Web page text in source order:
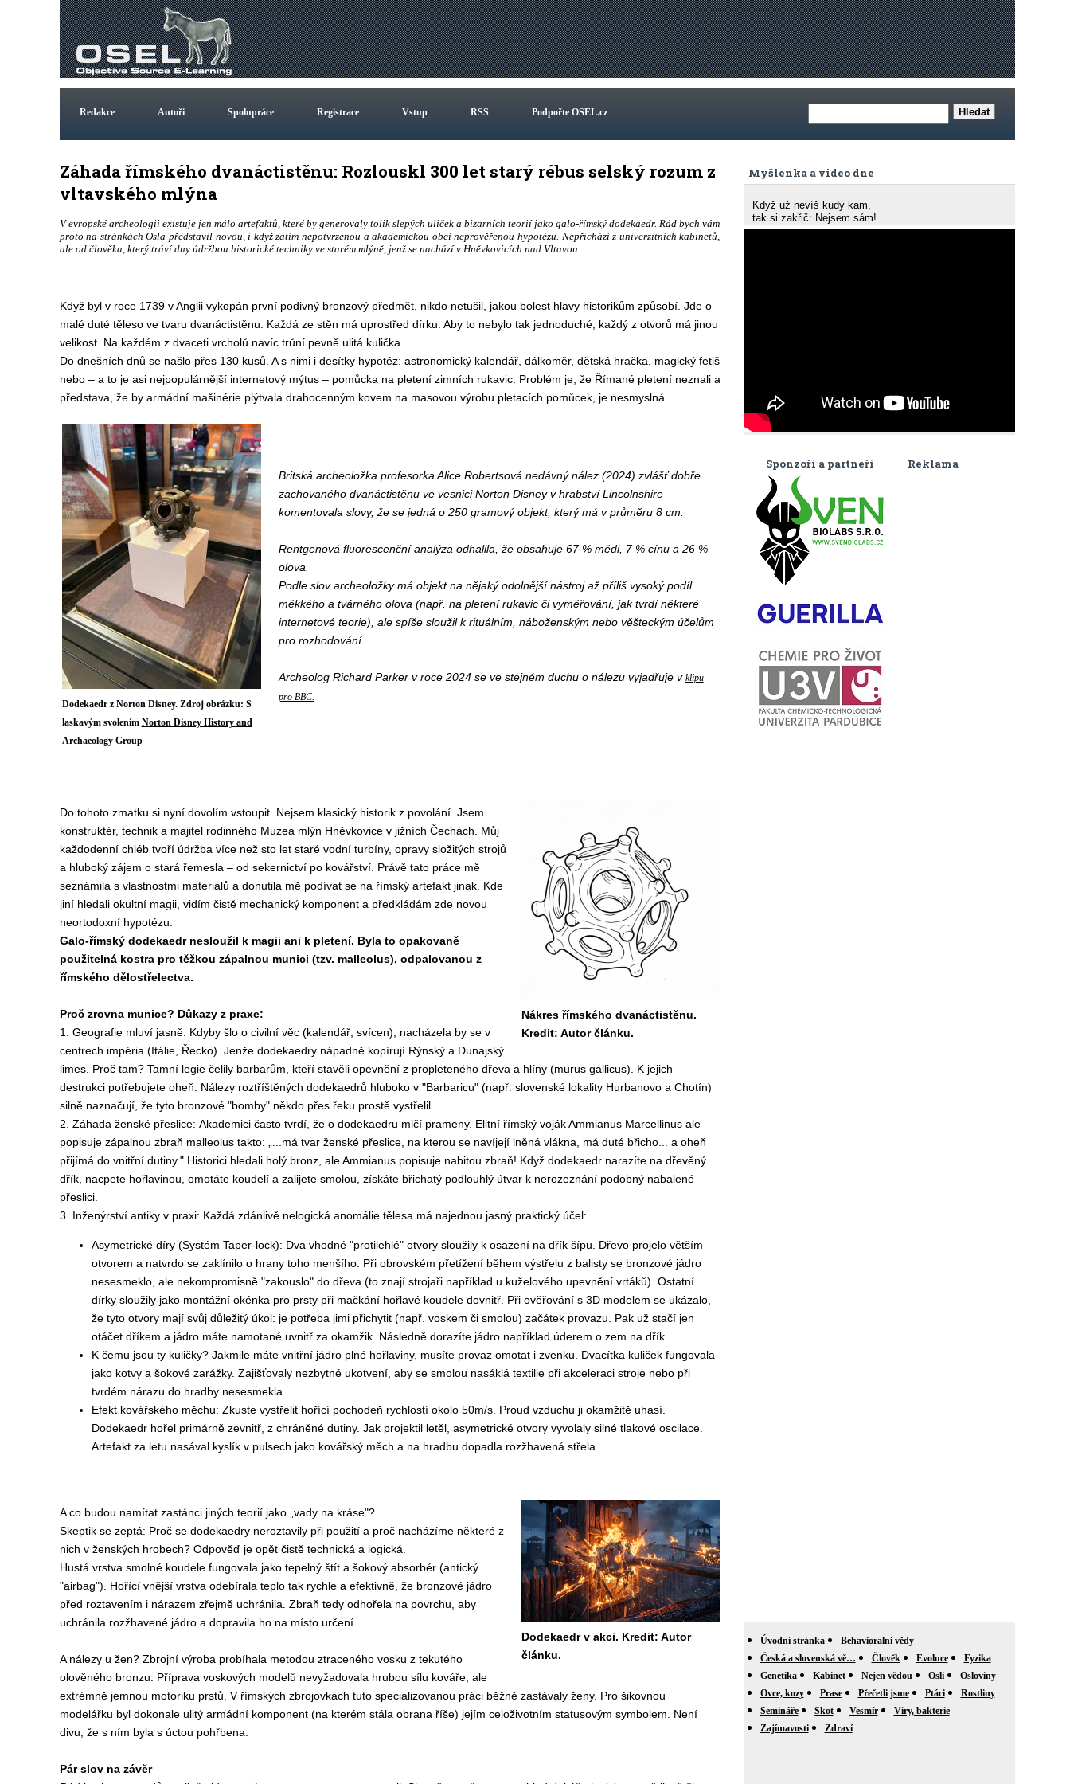
Redakce Autoři Spolupráce Registrace Vstup RSS Podpořte OSEL.cz
Záhada římského dvanáctistěnu: Rozlouskl 300 let starý rébus selský rozum z
vltavského mlýna
V evropské archeologii existuje jen málo artefaktů, které by generovaly tolik slepých uliček a bizarních teorií jako galo-římský dodekaedr. Rád bych vám
proto na stránkách Osla představil novou, i když zatím nepotvrzenou a akademickou obcí neprověřenou hypotézu. Nepřichází z univerzitních kabinetů,
ale od člověka, který tráví dny údržbou historické techniky ve starém mlýně, jenž se nachází v Hněvkovicích nad Vltavou.
Když byl v roce 1739 v Anglii vykopán první podivný bronzový předmět, nikdo netušil, jakou bolest hlavy historikům způsobí. Jde o
malé duté těleso ve tvaru dvanáctistěnu. Každá ze stěn má uprostřed dírku. Aby to nebylo tak jednoduché, každý z otvorů má jinou
velikost. Na každém z dvaceti vrcholů navíc trůní pevně ulitá kulička.
Do dnešních dnů se našlo přes 130 kusů. A s nimi i desítky hypotéz: astronomický kalendář, dálkoměr, dětská hračka, magický fetiš
nebo – a to je asi nejpopulárnější internetový mýtus – pomůcka na pletení zimních rukavic. Problém je, že Římané pletení neznali a
představa, že by armádní mašinérie plýtvala drahocenným kovem na masovou výrobu pletacích pomůcek, je nesmyslná.
Dodekaedr z Norton Disney. Zdroj obrázku: S
laskavým svolením Norton Disney History and
Archaeology Group
Britská archeoložka profesorka Alice Robertsová nedávnýnález (2024) zvlášť dobře
zachovaného dvanáctistěnu ve vesnici Norton Disney v hrabství Lincolnshire
komentovala slovy, že se jedná o 250 gramový objekt, který má v průměru 8 cm.
Rentgenová fluorescenční analýza odhalila, že obsahuje 67 % mědi, 7 % cínu a 26 %
olova.
Podle slov archeoložky má objekt na nějaký odolnější nástroj až příliš vysoký podíl
měkkého a tvárného olova (např. na pletení rukavic či vyměřování, jak tvrdí některé
internetové teorie), ale spíše sloužil k rituálním, náboženským nebo věšteckým účelům
pro rozhodování.
Archeolog Richard Parker v roce 2024 se ve stejném duchu o nálezu vyjadřuje v klipu
pro BBC.
Nákres římského dvanáctistěnu.
Kredit: Autor článku.
Do tohoto zmatku si nyní dovolím vstoupit. Nejsem klasický historik z povolání. Jsem
konstruktér, technik a majitel rodinného Muzea mlýn Hněvkovice v jižních Čechách. Můj
každodenní chléb tvoří údržba více než sto let staré vodní turbíny, opravy složitých strojů
a hluboký zájem o stará řemesla – od sekernictví po kovářství. Právě tato práce mě
seznámila s vlastnostmi materiálů a donutila mě podívat se na římský artefakt jinak. Kde
jiní hledali okultní magii, vidím čistě mechanický komponent a předkládám zde novou
neortodoxní hypotézu:
Galo-římský dodekaedr nesloužil k magii ani k pletení. Byla to opakovaně
použitelná kostra pro těžkou zápalnou munici (tzv. malleolus), odpalovanou z
římského dělostřelectva.
Proč zrovna munice? Důkazy z praxe:
1. Geografie mluví jasně: Kdyby šlo o civilní věc (kalendář, svícen), nacházela by se v
centrech impéria (Itálie, Řecko). Jenže dodekaedry nápadně kopírují Rýnský a Dunajský
limes. Proč tam? Tamní legie čelily barbarům, kteří stavěli opevnění z propleteného dřeva a hlíny (murus gallicus). K jejich
destrukci potřebujete oheň. Nálezy roztříštěných dodekaedrů hluboko v "Barbaricu" (např. slovenské lokality Hurbanovo a Chotín)
silně naznačují, že tyto bronzové "bomby" někdo přes řeku prostě vystřelil.
2. Záhada ženské přeslice: Akademici často tvrdí, že o dodekaedru mlčí prameny. Elitní římský voják Ammianus Marcellinus ale
popisuje zápalnou zbraň malleolus takto: „...má tvar ženské přeslice, na kterou se navíjejí lněná vlákna, má duté břicho... a oheň
přijímá do vnitřní dutiny." Historici hledali holý bronz, ale Ammianus popisuje nabitou zbraň! Když dodekaedr narazíte na dřevěný
dřík, nacpete hořlavinou, omotáte koudelí a zalijete smolou, získáte břichatý podlouhlý útvar k nerozeznání podobný nabalené
přeslici.
3. Inženýrství antiky v praxi: Každá zdánlivě nelogická anomálie tělesa má najednou jasný praktický účel:
Asymetrické díry (Systém Taper-lock): Dva vhodné "protilehlé" otvory sloužily k osazení na dřík šípu. Dřevo projelo větším
otvorem a natvrdo se zaklínilo o hrany toho menšího. Při obrovském přetížení během výstřelu z balisty se bronzové jádro
nesesmeklo, ale nekompromisně "zakouslo" do dřeva (to znají strojaři například u kuželového upevnění vrtáků). Ostatní
dírky sloužily jako montážní okénka pro prsty při mačkání hořlavé koudele dovnitř. Při ověřování s 3D modelem se ukázalo,
že tyto otvory mají svůj důležitý úkol: je potřeba jimi přichytit (např. voskem či smolou) začátek provazu. Pak už stačí jen
otáčet dříkem a jádro máte namotané uvnitř za okamžik. Následně dorazíte jádro například úderem o zem na dřík.
K čemu jsou ty kuličky? Jakmile máte vnitřní jádro plné hořlaviny, musíte provaz omotat i zvenku. Dvacítka kuliček fungovala
jako kotvy a šokové zarážky. Zajišťovaly nezbytné ukotvení, aby se smolou nasáklá textilie při akceleraci stroje nebo při
tvrdém nárazu do hradby nesesmekla.
Efekt kovářského měchu: Zkuste vystřelit hořící pochodeň rychlostí okolo 50m/s. Proud vzduchu ji okamžitě uhasí.
Dodekaedr hořel primárně zevnitř, z chráněné dutiny. Jak projektil letěl, asymetrické otvory vyvolaly silné tlakové oscilace.
Artefakt za letu nasával kyslík v pulsech jako kovářský měch a na hradbu dopadla rozžhavená střela.
Dodekaedr v akci. Kredit: Autor
článku.
A co budou namítat zastánci jiných teorií jako „vady na kráse"?
Skeptik se zeptá: Proč se dodekaedry neroztavily při použití a proč nacházíme některé z
nich v ženských hrobech? Odpověď je opět čistě technická a logická.
Hustá vrstva smolné koudele fungovala jako tepelný štít a šokový absorbér (antický
"airbag"). Hořící vnější vrstva odebírala teplo tak rychle a efektivně, že bronzové jádro
před roztavením i nárazem zřejmě uchránila. Zbraň tedy odhořela na povrchu, aby
uchránila rozžhavené jádro a dopravila ho na místo určení.
A nálezy u žen? Zbrojní výroba probíhala metodou ztraceného vosku z tekutého
olověného bronzu. Příprava voskových modelů nevyžadovala hrubou sílu kováře, ale
extrémně jemnou motoriku prstů. V římských zbrojovkách tuto specializovanou práci běžně zastávaly ženy. Pro šikovnou
modelářku byl dokonale ulitý armádní komponent (na kterém stála obrana říše) jejím celoživotním statusovým symbolem. Není
divu, že s ním byla s úctou pohřbena.
Pár slov na závěr
Myšlenka a video dne
Když už nevíš kudy kam,
tak si zakřič: Nejsem sám!
Reklama
Sponzoři a partneři
Úvodní stránka
Behavioralni vědy
Česká a slovenská vě…
Člověk Evoluce
Fyzika
Genetika
Kabinet Nejen vědou Osli
Osloviny
Ovce, kozy
Prase Přečetli jsme Ptáci
Rostliny
Semináře
Skot Vesmír
Viry, bakterie
Zajímavosti
Zdraví